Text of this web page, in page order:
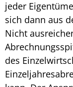
jeder
sich dann aus
Nicht
des